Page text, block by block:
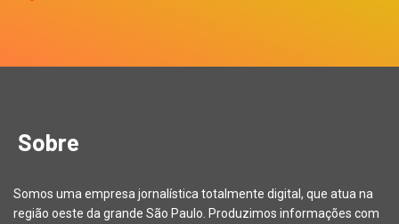
Sobre
Somos uma empresa jornalística totalmente digital, que atua na
região oeste da grande São Paulo. Produzimos informações com